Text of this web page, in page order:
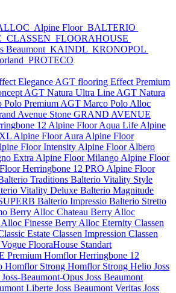
Alpine Floor BALTERIO
CLASSEN FLOORAHOUSE
Beaumont KAINDL KRONOPOL
PROTECO
Elegance AGT flooring Effect Premium
AGT Natura Ultra Line AGT Natura
Polo Premium AGT Marco Polo Alloc
Avenue Stone GRAND AVENUE
12 Alpine Floor Aqua Life Alpine
Alpine Floor Aura Alpine Floor
Floor Intensity Alpine Floor Albero
Extra Alpine Floor Milango Alpine Floor
Herringbone 12 PRO Alpine Floor
Traditions Balterio Vitality Style
Vitality Deluxe Balterio Magnitude
Balterio Impressio Balterio Stretto
Berry Alloc Chateau Berry Alloc
Finesse Berry Alloc Eternity Classen
Estate Classen Impression Classen
FlooraHouse Standart
Premium Homflor Herringbone 12
Homflor Strong Homflor Strong Helio Joss
Joss-Beaumont-Opus Joss Beaumont
Liberte Joss Beaumont Veritas Joss